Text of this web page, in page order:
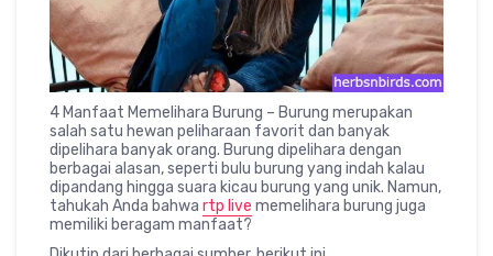
4 Manfaat Memelihara Burung – Burung merupakan
salah satu hewan peliharaan favorit dan banyak
dipelihara banyak orang. Burung dipelihara dengan
berbagai alasan, seperti bulu burung yang indah kalau
dipandang hingga suara kicau burung yang unik. Namun,
tahukah Anda bahwa rtp live memelihara burung juga
memiliki beragam manfaat?